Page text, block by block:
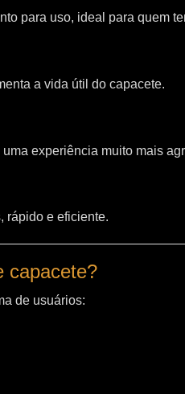
para uso, ideal para quem
a vida útil do capacete.
experiência muito mais
rápido e eficiente.
capacete?
de usuários: